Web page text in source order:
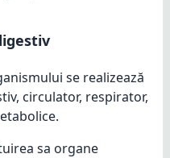
se realizează
circulator, respirator,
sa organe